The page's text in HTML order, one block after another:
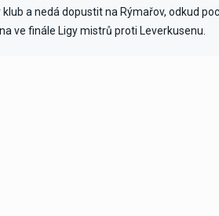
a nedá dopustit na Rýmařov, odkud
ve finále Ligy mistrů proti Leverkusenu.